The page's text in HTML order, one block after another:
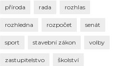
příroda rada rozhlas
rozhledna rozpočet senát
sport stavební zákon volby
zastupitelstvo školství